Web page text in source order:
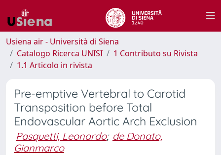
Usiena air - Università di Siena
Catalogo Ricerca UNISI
1 Contributo su Rivista
1.1 Articolo in rivista
Pre-emptive Vertebral to Carotid
Transposition before Total
Endovascular Aortic Arch Exclusion
Pasquetti, Leonardo; de Donato,
Gianmarco